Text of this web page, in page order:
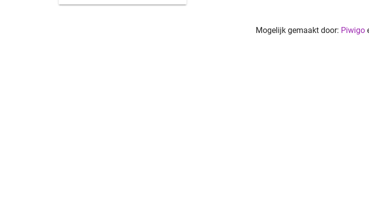
Mogelijk gemaakt door: Piwigo